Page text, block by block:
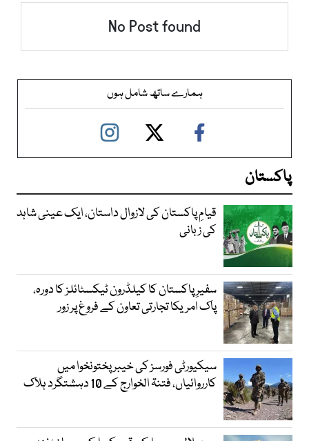
No Post found
ہمارے ساتھ شامل ہوں
پاکستان
قیامِ پاکستان کی لازوال داستان، ایک عینی شاہد
کی زبانی
سفیرِ پاکستان کا کیلڈرون ٹیکسٹائلز کا دورہ،
پاک امریکا تجارتی تعاون کے فروغ پر زور
سیکیورٹی فورسز کی خیبر پختونخوا میں
کارروائیاں، فتنۃ الخوارج کے 10 دہشتگرد ہلاک